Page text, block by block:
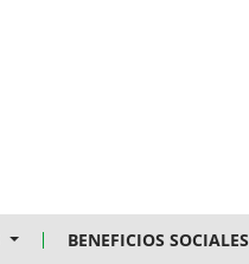
BENEFICIOS SOCIALES